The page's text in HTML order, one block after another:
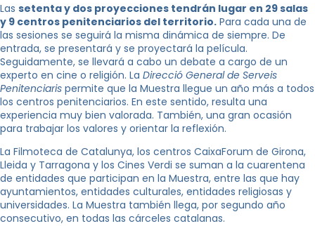
Las setenta y dos proyecciones tendrán lugar en 29 salas
y 9 centros penitenciarios del territorio. Para cada una de
las sesiones se seguirá la misma dinámica de siempre. De
entrada, se presentará y se proyectará la película.
Seguidamente, se llevará a cabo un debate a cargo de un
experto en cine o religión. La Direcció General de Serveis
Penitenciaris permite que la Muestra llegue un año más a todos
los centros penitenciarios. En este sentido, resulta una
experiencia muy bien valorada. También, una gran ocasión
para trabajar los valores y orientar la reflexión.
La Filmoteca de Catalunya, los centros CaixaForum de Girona,
Lleida y Tarragona y los Cines Verdi se suman a la cuarentena
de entidades que participan en la Muestra, entre las que hay
ayuntamientos, entidades culturales, entidades religiosas y
universidades. La Muestra también llega, por segundo año
consecutivo, en todas las cárceles catalanas.